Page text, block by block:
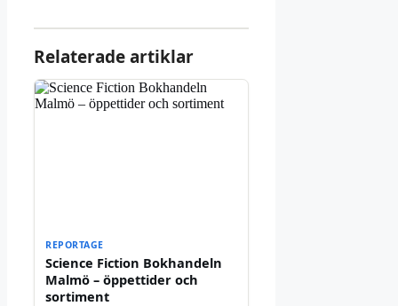
Relaterade artiklar
REPORTAGE
Science Fiction Bokhandeln
Malmö – öppettider och
sortiment